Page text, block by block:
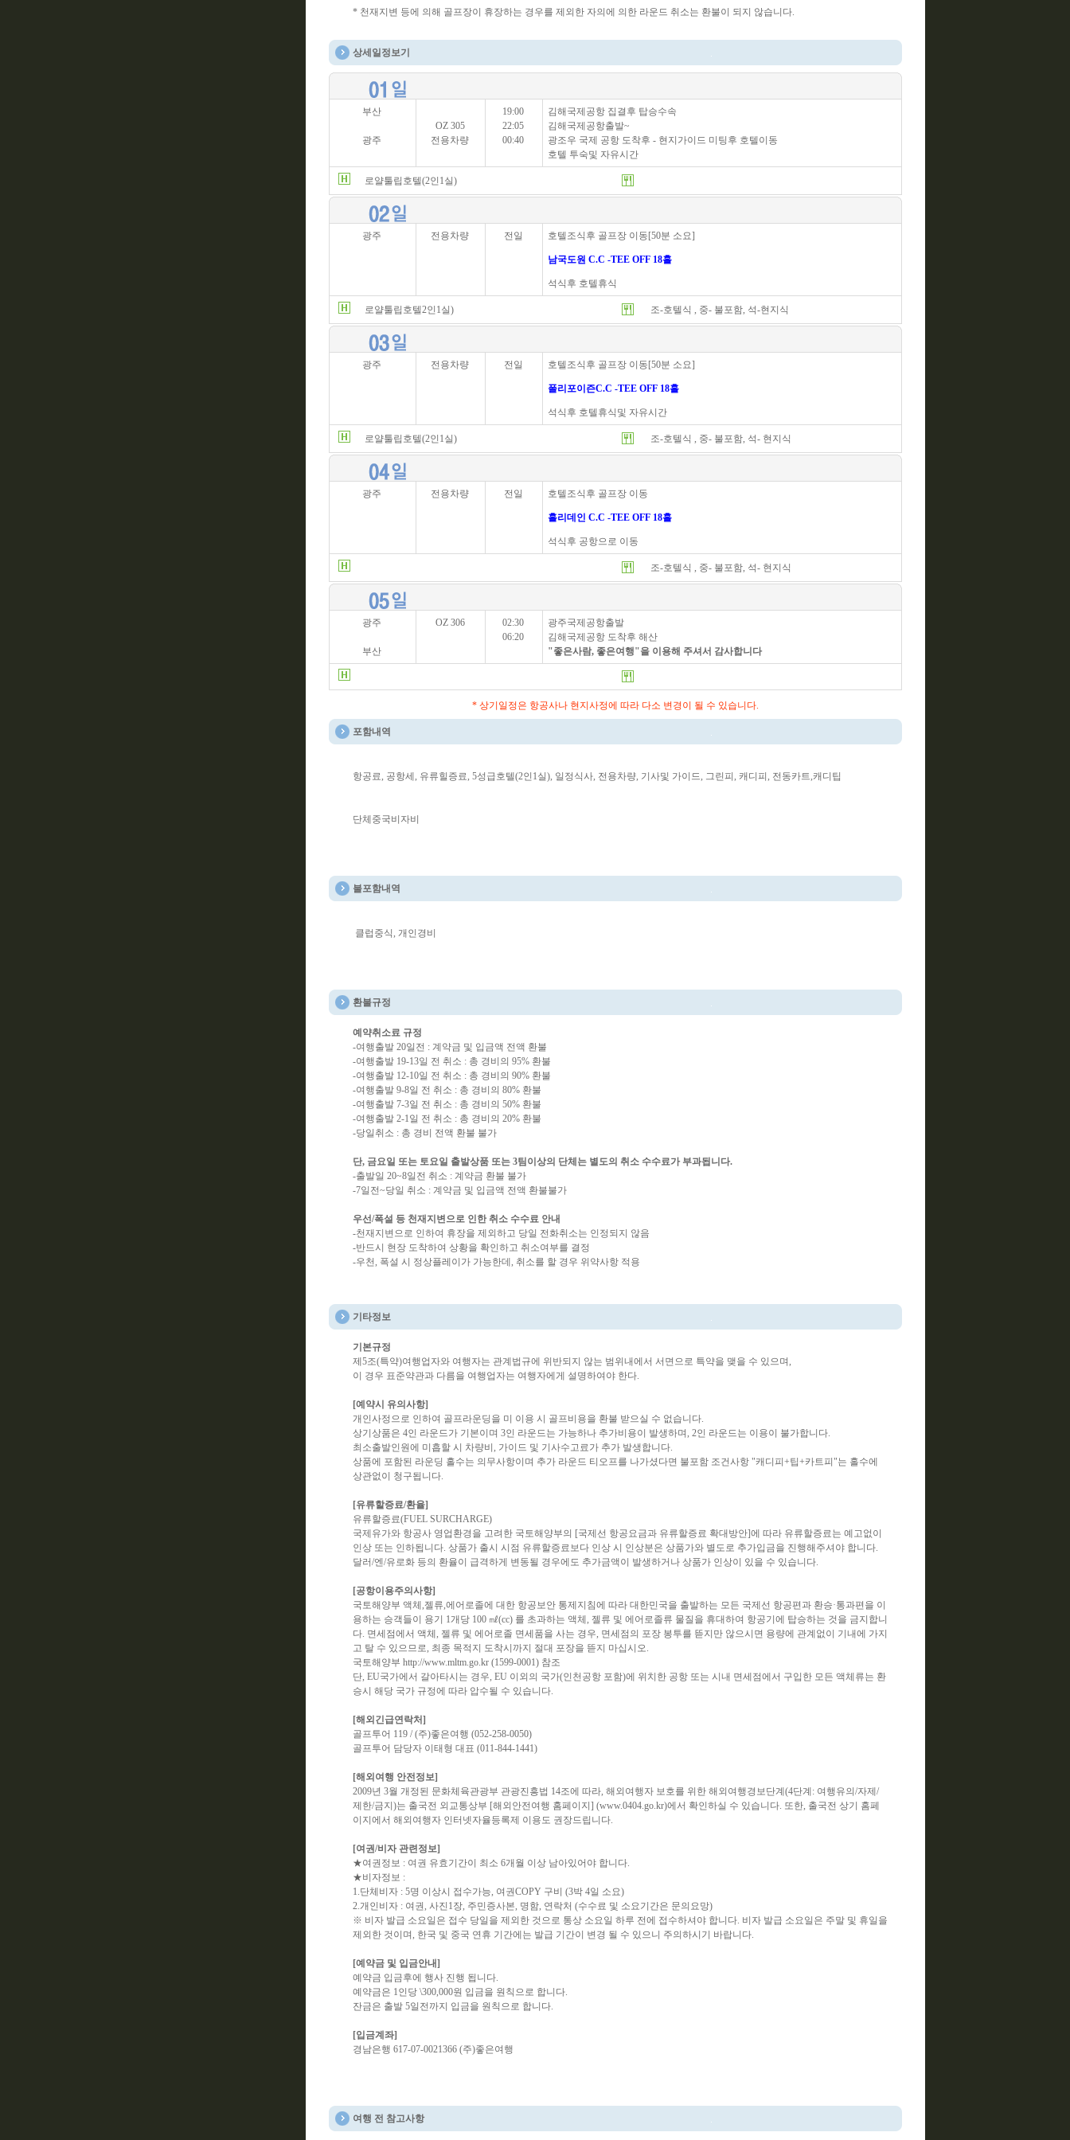
* 천재지변 등에 의해 골프장이 휴장하는 경우를 제외한 자의에 의한 라운드 취소는 환불이 되지 않습니다.
상세일정보기
부산
광주
OZ 305
전용차량
19:00
22:05
00:40
김해국제공항 집결후 탑승수속
김해국제공항출발~
광조우 국제 공항 도착후 - 현지가이드 미팅후 호텔이동
호텔 투숙및 자유시간
로얄툴립호텔(2인1실)
광주 전용차량 전일 호텔조식후 골프장 이동[50분 소요]
남국도원 C.C -TEE OFF 18홀
석식후 호텔휴식
로얄툴립호텔2인1실) 조-호텔식 , 중- 불포함, 석-현지식
광주 전용차량 전일 호텔조식후 골프장 이동[50분 소요]
폴리포이즌C.C -TEE OFF 18홀
석식후 호텔휴식및 자유시간
로얄툴립호텔(2인1실) 조-호텔식 , 중- 불포함, 석- 현지식
광주 전용차량 전일 호텔조식후 골프장 이동
홀리데인 C.C -TEE OFF 18홀
석식후 공항으로 이동
조-호텔식 , 중- 불포함, 석- 현지식
광주
부산
OZ 306
02:30
06:20
광주국제공항출발
김해국제공항 도착후 해산
"좋은사람, 좋은여행"을 이용해 주셔서 감사합니다
* 상기일정은 항공사나 현지사정에 따라 다소 변경이 될 수 있습니다.
포함내역
항공료, 공항세, 유류힐증료, 5성급호텔(2인1실), 일정식사, 전용차량, 기사및 가이드, 그린피, 캐디피, 전동카트,캐디팁
단체중국비자비
불포함내역
클럽중식, 개인경비
환불규정
예약취소료 규정
-여행출발 20일전 : 계약금 및 입금액 전액 환불
-여행출발 19-13일 전 취소 : 총 경비의 95% 환불
-여행출발 12-10일 전 취소 : 총 경비의 90% 환불
-여행출발 9-8일 전 취소 : 총 경비의 80% 환불
-여행출발 7-3일 전 취소 : 총 경비의 50% 환불
-여행출발 2-1일 전 취소 : 총 경비의 20% 환불
-당일취소 : 총 경비 전액 환불 불가
단, 금요일 또는 토요일 출발상품 또는 3팀이상의 단체는 별도의 취소 수수료가 부과됩니다.
-출발일 20~8일전 취소 : 계약금 환불 불가
-7일전~당일 취소 : 계약금 및 입금액 전액 환불불가
우선/폭설 등 천재지변으로 인한 취소 수수료 안내
-천재지변으로 인하여 휴장을 제외하고 당일 전화취소는 인정되지 않음
-반드시 현장 도착하여 상황을 확인하고 취소여부를 결정
-우천, 폭설 시 정상플레이가 가능한데, 취소를 할 경우 위약사항 적용
기타정보
기본규정
제5조(특약)여행업자와 여행자는 관계법규에 위반되지 않는 범위내에서 서면으로 특약을 맺을 수 있으며,
이 경우 표준약관과 다름을 여행업자는 여행자에게 설명하여야 한다.
[예약시 유의사항]
개인사정으로 인하여 골프라운딩을 미 이용 시 골프비용을 환불 받으실 수 없습니다.
상기상품은 4인 라운드가 기본이며 3인 라운드는 가능하나 추가비용이 발생하며, 2인 라운드는 이용이 불가합니다.
최소출발인원에 미흡할 시 차량비, 가이드 및 기사수고료가 추가 발생합니다.
상품에 포함된 라운딩 홀수는 의무사항이며 추가 라운드 티오프를 나가셨다면 불포함 조건사항 "캐디피+팁+카트피"는 홀수에
상관없이 청구됩니다.
[유류할증료/환율]
유류할증료(FUEL SURCHARGE)
국제유가와 항공사 영업환경을 고려한 국토해양부의 [국제선 항공요금과 유류할증료 확대방안]에 따라 유류할증료는 예고없이
인상 또는 인하됩니다. 상품가 출시 시점 유류할증료보다 인상 시 인상분은 상품가와 별도로 추가입금을 진행해주셔야 합니다.
달러/엔/유로화 등의 환율이 급격하게 변동될 경우에도 추가금액이 발생하거나 상품가 인상이 있을 수 있습니다.
[공항이용주의사항]
국토해양부 액체,젤류,에어로졸에 대한 항공보안 통제지침에 따라 대한민국을 출발하는 모든 국제선 항공편과 환승·통과편을 이
용하는 승객들이 용기 1개당 100 ㎖(cc) 를 초과하는 액체, 젤류 및 에어로졸류 물질을 휴대하여 항공기에 탑승하는 것을 금지합니
다. 면세점에서 액체, 젤류 및 에어로졸 면세품을 사는 경우, 면세점의 포장 봉투를 뜯지만 않으시면 용량에 관계없이 기내에 가지
고 탈 수 있으므로, 최종 목적지 도착시까지 절대 포장을 뜯지 마십시오.
국토해양부 http://www.mltm.go.kr (1599-0001) 참조
단, EU국가에서 갈아타시는 경우, EU 이외의 국가(인천공항 포함)에 위치한 공항 또는 시내 면세점에서 구입한 모든 액체류는 환
승시 해당 국가 규정에 따라 압수될 수 있습니다.
[해외긴급연락처]
골프투어 119 / (주)좋은여행 (052-258-0050)
골프투어 담당자 이태형 대표 (011-844-1441)
[해외여행 안전정보]
2009년 3월 개정된 문화체육관광부 관광진흥법 14조에 따라, 해외여행자 보호를 위한 해외여행경보단계(4단계: 여행유의/자제/
제한/금지)는 출국전 외교통상부 [해외안전여행 홈페이지] (www.0404.go.kr)에서 확인하실 수 있습니다. 또한, 출국전 상기 홈페
이지에서 해외여행자 인터넷자율등록제 이용도 권장드립니다.
[여권/비자 관련정보]
★여권정보 : 여권 유효기간이 최소 6개월 이상 남아있어야 합니다.
★비자정보 :
1.단체비자 : 5명 이상시 접수가능, 여권COPY 구비 (3박 4일 소요)
2.개인비자 : 여권, 사진1장, 주민증사본, 명함, 연락처 (수수료 및 소요기간은 문의요망)
※ 비자 발급 소요일은 접수 당일을 제외한 것으로 통상 소요일 하루 전에 접수하셔야 합니다. 비자 발급 소요일은 주말 및 휴일을
제외한 것이며, 한국 및 중국 연휴 기간에는 발급 기간이 변경 될 수 있으니 주의하시기 바랍니다.
[예약금 및 입금안내]
예약금 입금후에 행사 진행 됩니다.
예약금은 1인당 \300,000원 입금을 원칙으로 합니다.
잔금은 출발 5일전까지 입금을 원칙으로 합니다.
[입금계좌]
경남은행 617-07-0021366 (주)좋은여행
여행 전 참고사항